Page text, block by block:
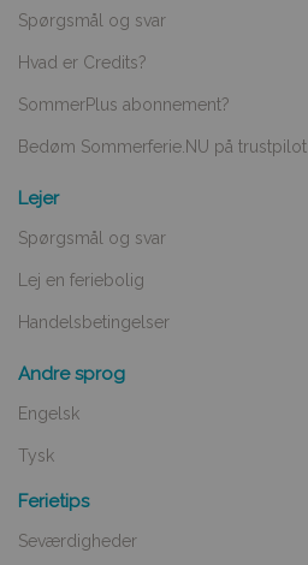
Spørgsmål og svar
Hvad er Credits?
SommerPlus abonnement?
Bedøm Sommerferie.NU på trustpilot
Lejer
Spørgsmål og svar
Lej en feriebolig
Handelsbetingelser
Andre sprog
Engelsk
Tysk
Ferietips
Seværdigheder